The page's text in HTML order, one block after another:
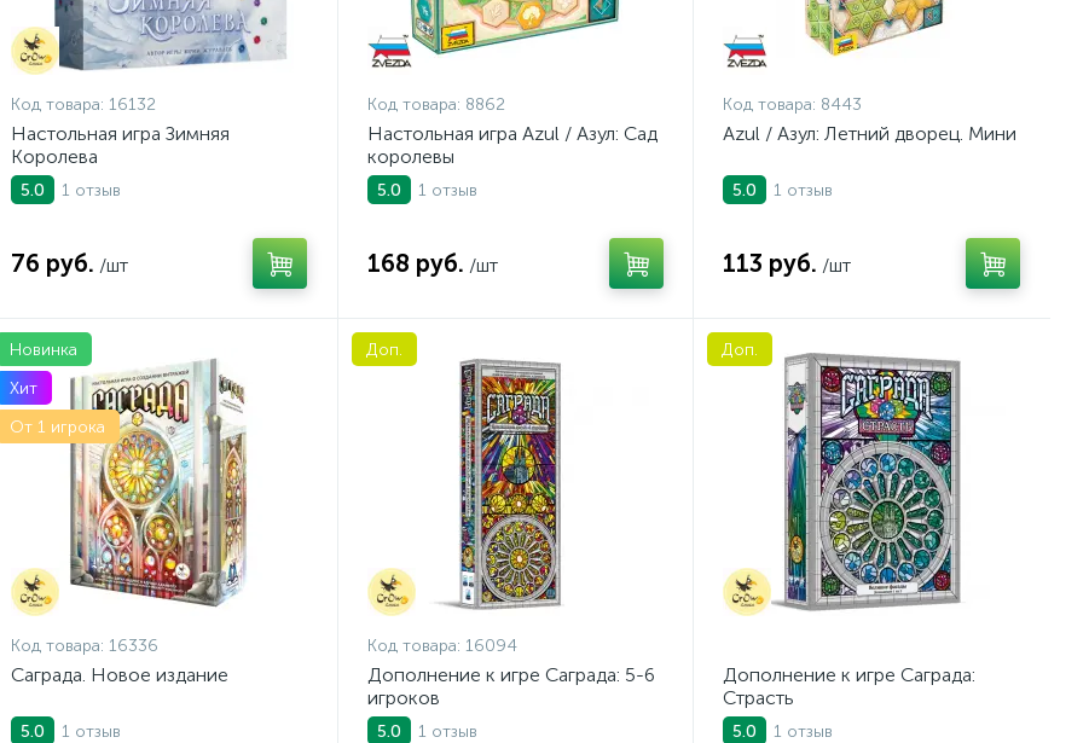
Код товара: 16132
Настольная игра Зимняя
Королева
5.0 1 отзыв
76 руб. /шт
Код товара: 8862
Настольная игра Azul / Азул: Сад
королевы
5.0 1 отзыв
168 руб. /шт
Код товара: 8443
Azul / Азул: Летний дворец. Мини
5.0 1 отзыв
113 руб. /шт
Новинка
Хит
От 1 игрока
Код товара: 16336
Саграда. Новое издание
5.0 1 отзыв
Доп.
Код товара: 16094
Дополнение к игре Саграда: 5-6
игроков
5.0 1 отзыв
Доп.
Дополнение к игре Саграда:
Страсть
5.0 1 отзыв